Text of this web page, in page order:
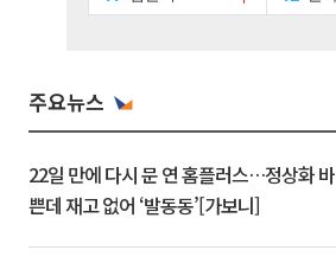
주요뉴스
22일 만에 다시 문 연 홈플러스…정상화 바
쁜데 재고 없어 ‘발동동’[가보니]